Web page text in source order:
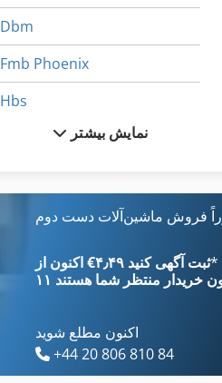
Dbm
Fmb Phoenix
Hbs
نمایش بیشتر
فروش ماشین‌آلات دست دوم
اکنون از ‎€۴٫۴۹ ثبت آگهی کنید*
خریدار منتظر شما هستند
اکنون مطلع شوید
+44 20 806 810 84